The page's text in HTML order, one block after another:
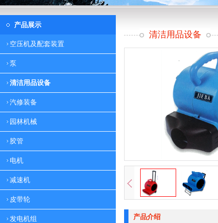
产品展示
空压机及配套装置
泵
清洁用品设备
汽修装备
园林机械
胶管
电机
减速机
皮带轮
发电机组
清洁用品设备
产品介绍